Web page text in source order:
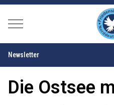
Mobile Menu Toggle
Newsletter
Die Ostsee